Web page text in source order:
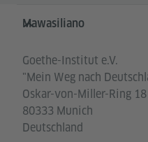
Service- und
Mawasiliano
Goethe-Institut e.V.
"Mein Weg nach
Oskar-von-Miller-Ring 18
80333 Munich
Deutschland